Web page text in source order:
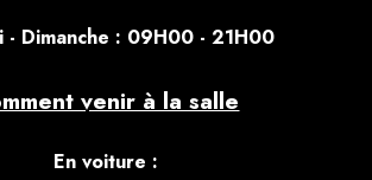
- Dimanche : 09H00 - 21H00
venir à la salle
En voiture :